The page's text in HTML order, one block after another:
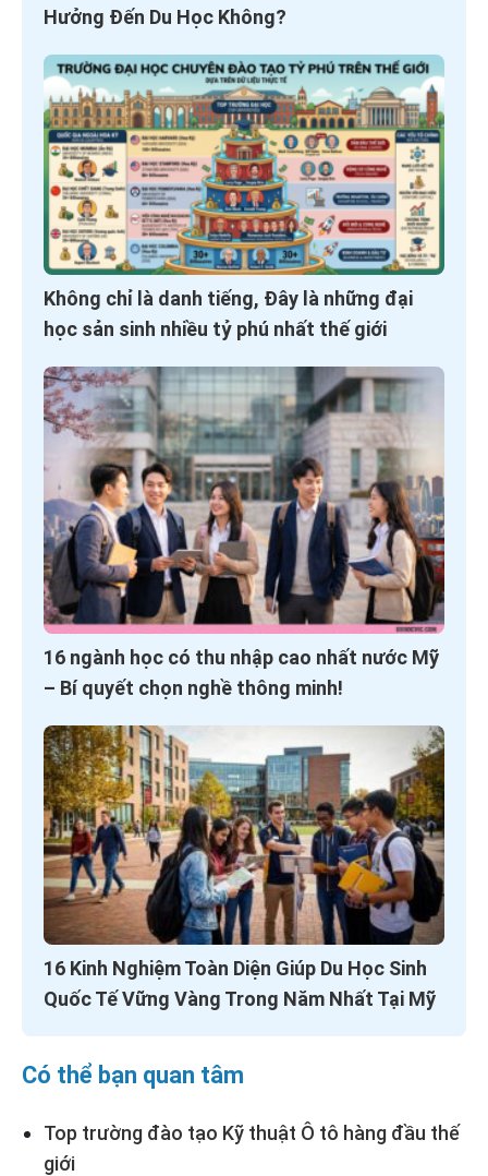
Hưởng Đến Du Học Không?
Không chỉ là danh tiếng, Đây là những đại
học sản sinh nhiều tỷ phú nhất thế giới
16 ngành học có thu nhập cao nhất nước Mỹ
– Bí quyết chọn nghề thông minh!
16 Kinh Nghiệm Toàn Diện Giúp Du Học Sinh
Quốc Tế Vững Vàng Trong Năm Nhất Tại Mỹ
Có thể bạn quan tâm
Top trường đào tạo Kỹ thuật Ô tô hàng đầu thế
giới